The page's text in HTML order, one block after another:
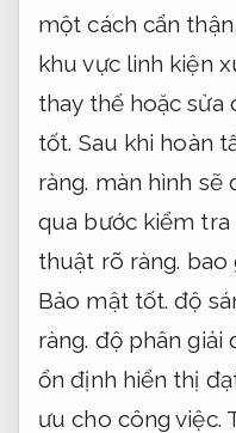
một cách cẩn thận,
khu vực linh kiện
thay thế hoặc sửa
tốt. Sau khi hoàn
ràng. màn hình sẽ
qua bước kiểm tra
thuật rõ ràng. bao
Bảo mật tốt. độ
ràng. độ phân giải
ổn định hiển thị
ưu cho công việc.